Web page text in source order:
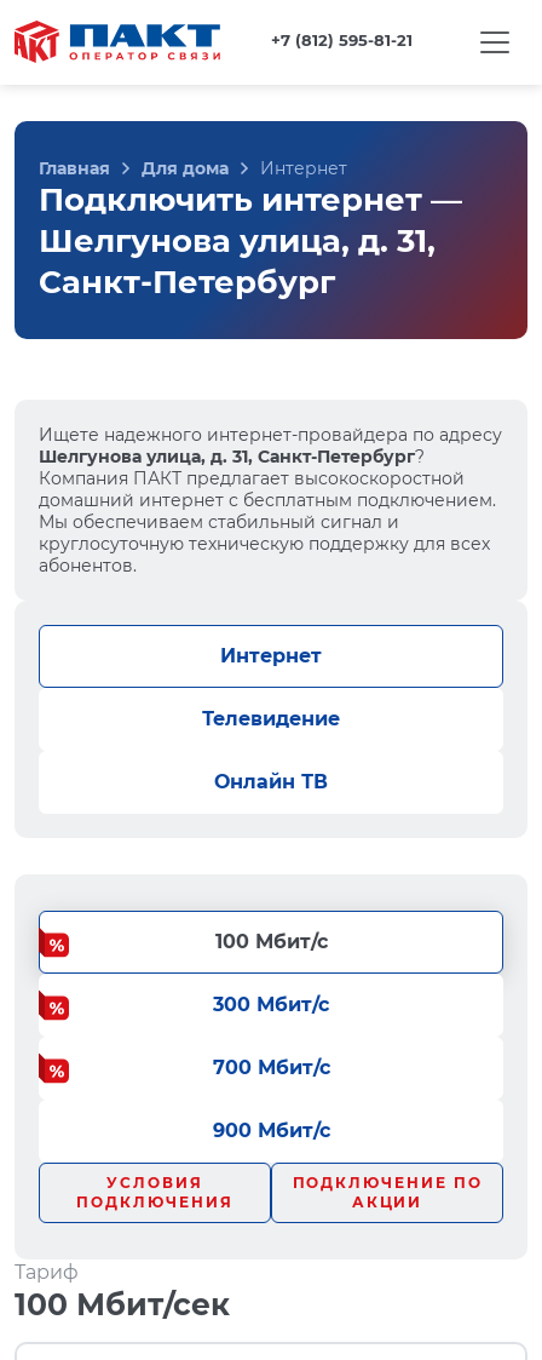
+7 (812) 595-81-21
Главная Для дома Интернет
Подключить интернет —
Шелгунова улица, д. 31,
Санкт-Петербург
Ищете надежного интернет-провайдера по адресу
Шелгунова улица, д. 31, Санкт-Петербург?
Компания ПАКТ предлагает высокоскоростной
домашний интернет с бесплатным подключением.
Мы обеспечиваем стабильный сигнал и
круглосуточную техническую поддержку для всех
абонентов.
Интернет
Телевидение
Онлайн ТВ
100 Мбит/с
300 Мбит/с
700 Мбит/с
900 Мбит/с
УСЛОВИЯ
ПОДКЛЮЧЕНИЯ
ПОДКЛЮЧЕНИЕ ПО
АКЦИИ
Тариф
100 Мбит/сек